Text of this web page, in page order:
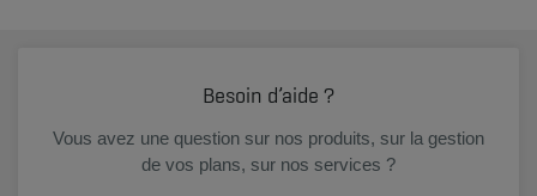
Besoin d’aide ?
Vous avez une question sur nos produits, sur la gestion
de vos plans, sur nos services ?